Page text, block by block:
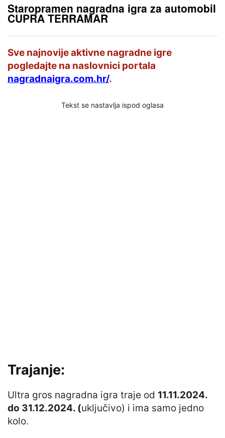
Staropramen nagradna igra za automobil
CUPRA TERRAMAR
Sve najnovije aktivne nagradne igre
pogledajte na naslovnici portala
nagradnaigra.com.hr/.
Tekst se nastavlja ispod oglasa
Trajanje:
Ultra gros nagradna igra traje od 11.11.2024.
do 31.12.2024. (uključivo) i ima samo jedno
kolo.